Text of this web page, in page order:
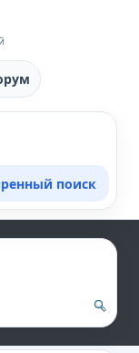
поиск